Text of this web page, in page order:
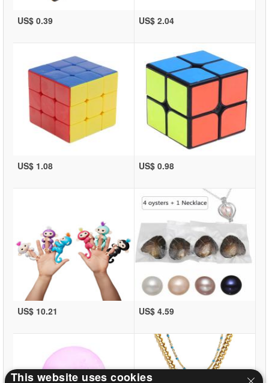
US$ 0.39 US$ 2.04
US$ 1.08 US$ 0.98
US$ 10.21 US$ 4.59
This website uses cookies